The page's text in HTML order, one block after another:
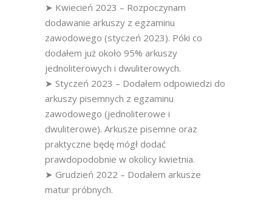
➤ Kwiecień 2023 – Rozpoczynam
dodawanie arkuszy z egzaminu
zawodowego (styczeń 2023). Póki co
dodałem już około 95% arkuszy
jednoliterowych i dwuliterowych.
➤ Styczeń 2023 – Dodałem odpowiedzi do
arkuszy pisemnych z egzaminu
zawodowego (jednoliterowe i
dwuliterowe). Arkusze pisemne oraz
praktyczne będę mógł dodać
prawdopodobnie w okolicy kwietnia.
➤ Grudzień 2022 – Dodałem arkusze
matur próbnych.